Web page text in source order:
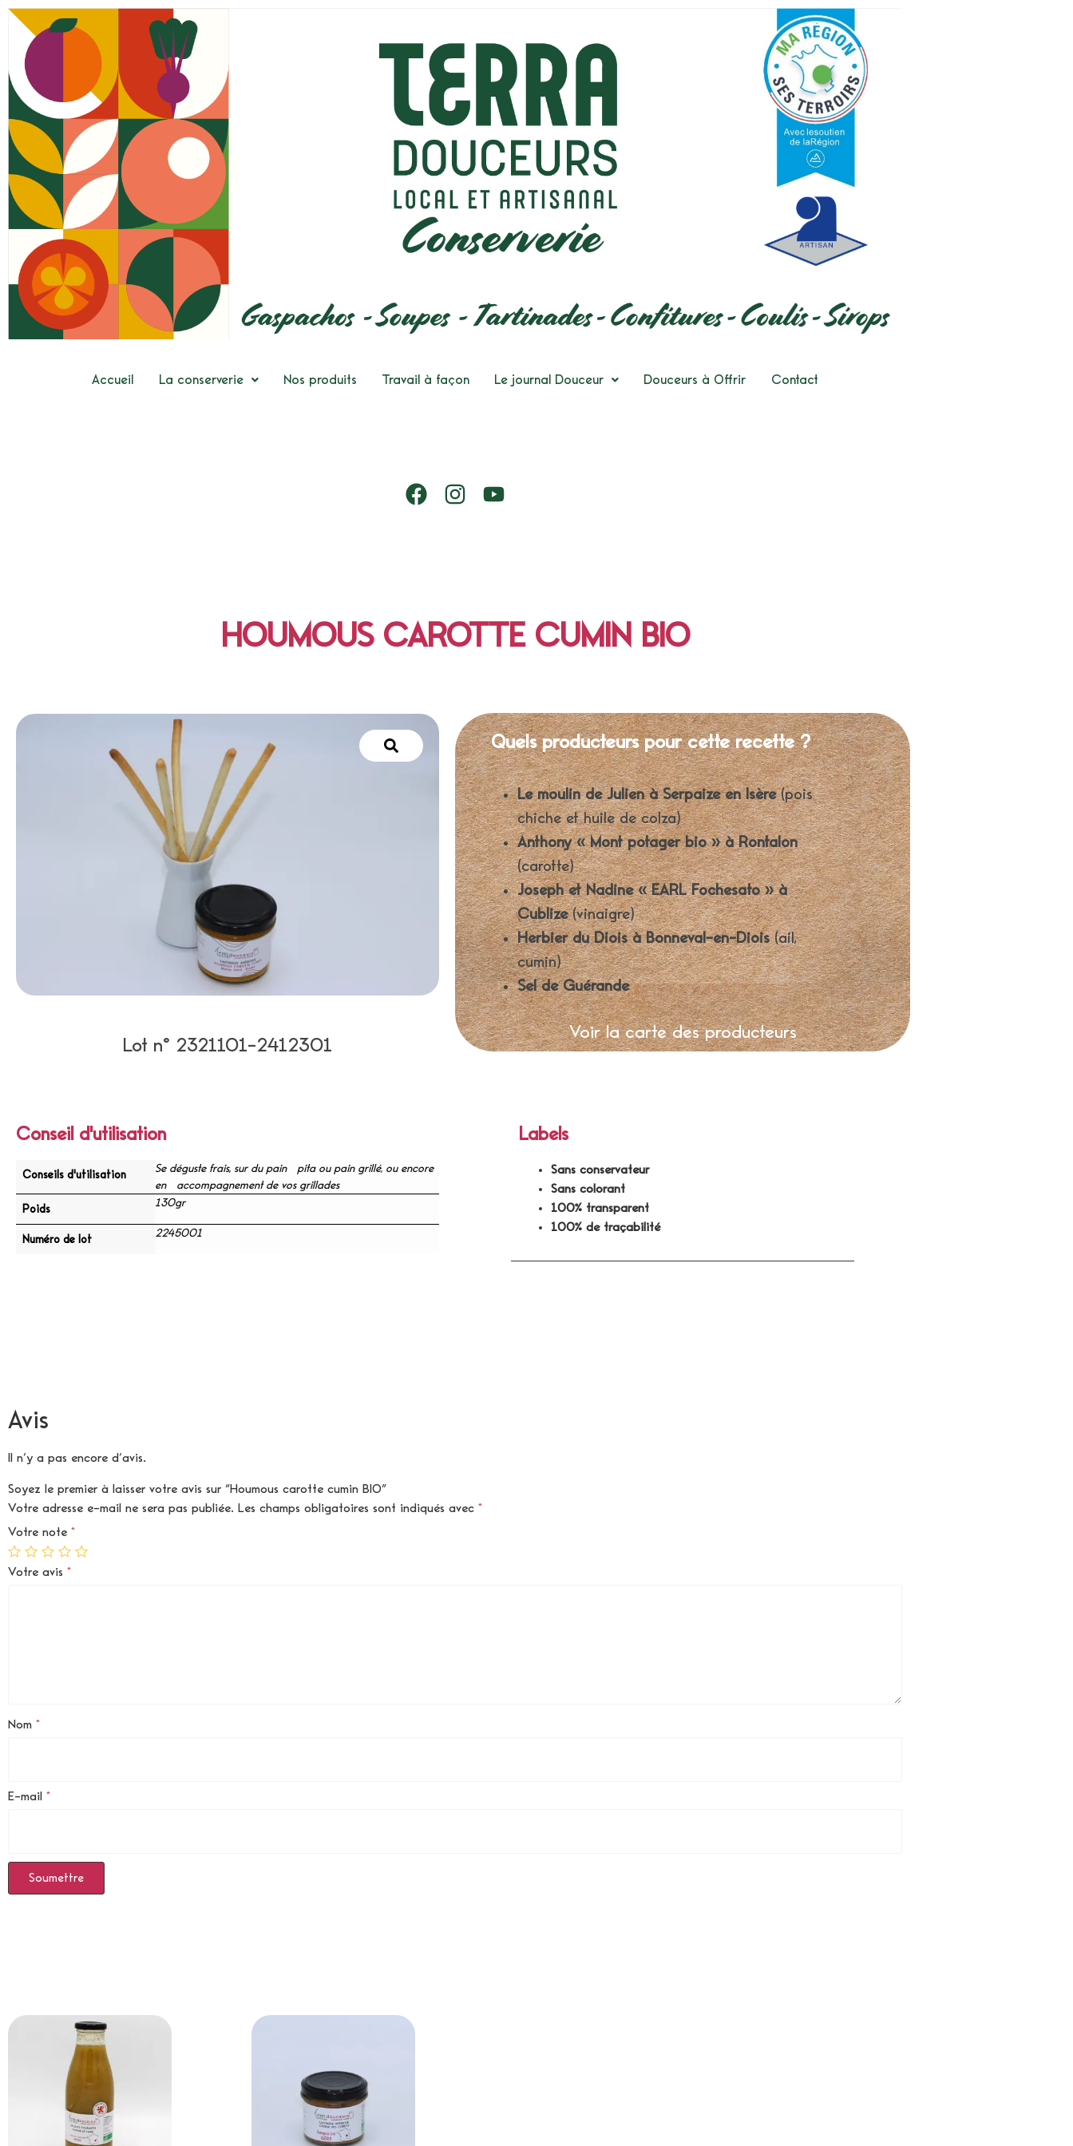
Accueil La conserverie Nos produits Travail à façon Le journal Douceur Douceurs à Offrir Contact
HOUMOUS CAROTTE CUMIN BIO
Lot n° 2321101-2412301
Quels producteurs pour cette recette ?
Le moulin de Julien à Serpaize en Isère(pois
chiche et huile de colza)
Anthony « Mont potager bio » à Rontalon
(carotte)
Joseph et Nadine « EARL Fochesato » à
Cublize(vinaigre)
Herbier du Diois à Bonneval-en-Diois(ail,
cumin)
Sel de Guérande
Voir la carte des producteurs
Conseil d'utilisation
Conseils d'utilisation
Se déguste frais, sur du pain pita ou pain grillé, ou encore
en accompagnement de vos grillades
Poids
130gr
Numéro de lot
2245001
Labels
Sans conservateur
Sans colorant
100% transparent
100% de traçabilité
Avis
Il n’y a pas encore d’avis.
Soyez le premier à laisser votre avis sur “Houmous carotte cumin BIO”
Votre adresse e-mail ne sera pas publiée. Les champs obligatoires sont indiqués avec *
Votre note *
Votre avis *
Nom *
E-mail *